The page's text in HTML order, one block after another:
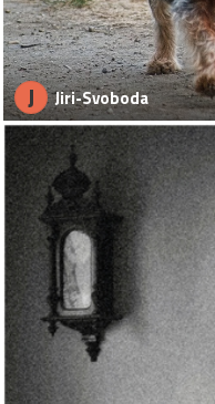
J Jiri-Svoboda